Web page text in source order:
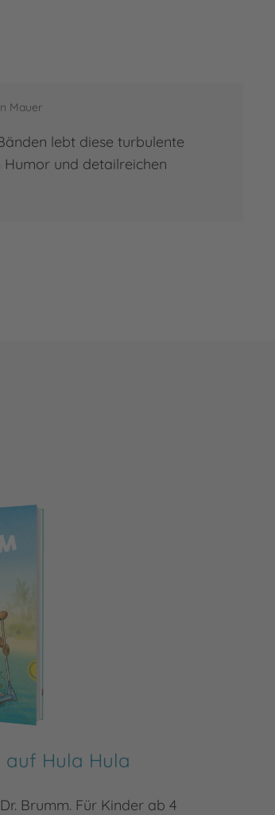
Mauer
lebt diese turbulente
und detailreichen
auf Hula Hula
Brumm. Für Kinder ab 4